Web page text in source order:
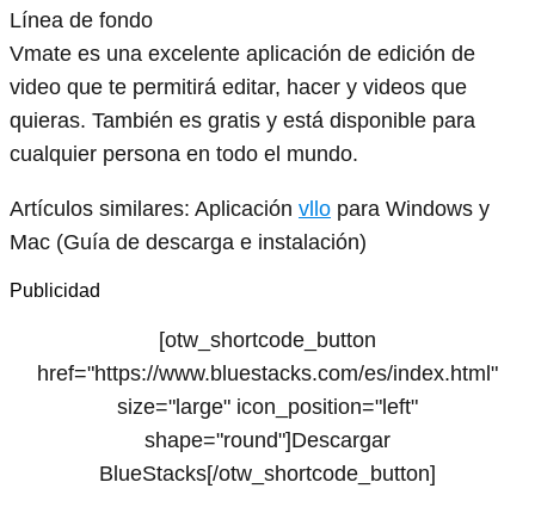
Línea de fondo
Vmate es una excelente aplicación de edición de
video que te permitirá editar, hacer y videos que
quieras. También es gratis y está disponible para
cualquier persona en todo el mundo.
Artículos similares: Aplicación vllo para Windows y
Mac (Guía de descarga e instalación)
Publicidad
[otw_shortcode_button
href="https://www.bluestacks.com/es/index.html"
size="large" icon_position="left"
shape="round"]Descargar
BlueStacks[/otw_shortcode_button]